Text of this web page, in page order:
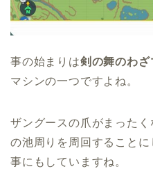
事の始まりは剣の舞のわざ
マシンの一つですよね。
ザングースの爪がまった
の池周りを周回すること
事にもしていますね。